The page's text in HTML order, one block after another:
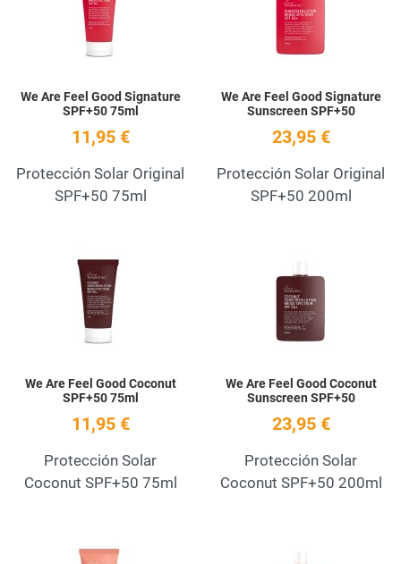
We Are Feel Good Signature
SPF+50 75ml
11,95 €
Protección Solar Original
SPF+50 75ml
We Are Feel Good Signature
Sunscreen SPF+50
23,95 €
Protección Solar Original
SPF+50 200ml
We Are Feel Good Coconut
SPF+50 75ml
11,95 €
Protección Solar
Coconut SPF+50 75ml
We Are Feel Good Coconut
Sunscreen SPF+50
23,95 €
Protección Solar
Coconut SPF+50 200ml